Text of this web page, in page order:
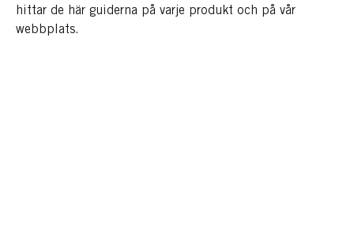
hittar de här guiderna på varje produkt och på vår
webbplats.